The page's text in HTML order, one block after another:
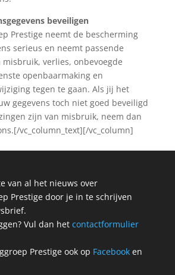
beveiligen
Prestige neemt de bescherming
serieus en neemt passende
verlies, onbevoegde
openbaarmaking en
tegen te gaan. Als jij het
gegevens toch niet goed beveiligd
zijn van misbruik, neem dan
vc_column_text][/vc_column]
van al het nieuws over
Prestige door je in te schrijven
Vul dan het contactformulier
Prestige ook op Facebooken